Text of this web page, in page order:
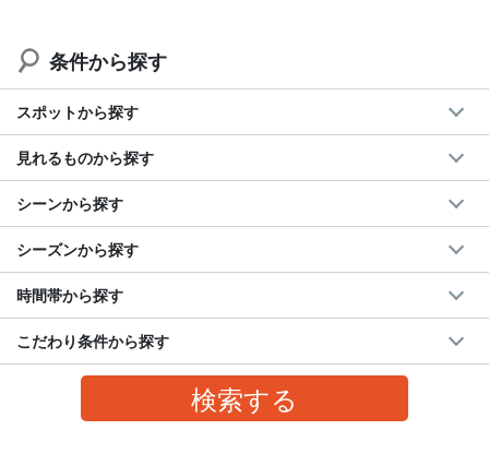
ライセンスを持っていない友達と一緒に！
条件から探す
スポットから探す
見れるものから探す
シーンから探す
シーズンから探す
時間帯から探す
こだわり条件から探す